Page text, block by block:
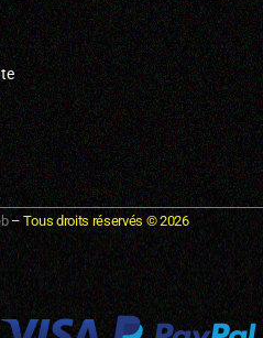
– Tous droits réservés ©2026